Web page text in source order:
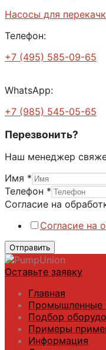
Насосы для
Телефон:
+7 (495) 585-09-65
WhatsApp:
+7 (985) 545-05-65
Перезвонить?
Наш менеджер
Имя *
Имя
Согласие
Телефон *
Согласие на
Согласие на
Отправить
Оставьте заявку
Главная
Промышленные
Подбор
Примеры
Информация